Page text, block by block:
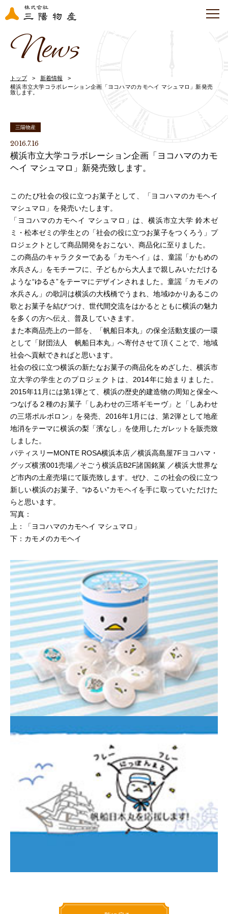
News
トップ
新着情報
横浜市立大学コラボレーション企画「ヨコハマのカモヘイ マシュマロ」新発売
致します。
三陽物産
2016.7.16
横浜市立大学コラボレーション企画「ヨコハマのカモ
ヘイ マシュマロ」新発売致します。
このたび社会の役に立つお菓子として、「ヨコハマのカモヘイ
マシュマロ」を発売いたします。
「ヨコハマのカモヘイ マシュマロ」は、横浜市立大学 鈴木ゼ
ミ・松本ゼミの学生との「社会の役に立つお菓子をつくろう」プ
ロジェクトとして商品開発をおこない、商品化に至りました。
この商品のキャラクターである「カモヘイ」は、童謡「かもめの
水兵さん」をモチーフに、子どもから大人まで親しみいただける
ような“ゆるさ”をテーマにデザインされました。童謡「カモメの
水兵さん」の歌詞は横浜の大桟橋でうまれ、地域ゆかりあるこの
歌とお菓子を結びつけ、世代間交流をはかるとともに横浜の魅力
を多くの方へ伝え、普及していきます。
また本商品売上の一部を、「帆船日本丸」の保全活動支援の一環
として「財団法人 帆船日本丸」へ寄付させて頂くことで、地域
社会へ貢献できればと思います。
社会の役に立つ横浜の新たなお菓子の商品化をめざした、横浜市
立大学の学生とのプロジェクトは、2014年に始まりました。
2015年11月には第1弾とて、横浜の歴史的建造物の周知と保全へ
つなげる２種のお菓子「しあわせの三塔ギモーヴ」と「しあわせ
の三塔ポルボロン」を発売、2016年1月には、第2弾として地産
地消をテーマに横浜の梨「濱なし」を使用したガレットを販売致
しました。
パティスリーMONTE ROSA横浜本店／横浜高島屋7Fヨコハマ・
グッズ横濱001売場／そごう横浜店B2F諸国銘菓 ／横浜大世界な
ど市内の土産売場にて販売致します。ぜひ、この社会の役に立つ
新しい横浜のお菓子、“ゆるい”カモヘイを手に取っていただけた
らと思います。
写真：
上：「ヨコハマのカモヘイ マシュマロ」
下：カモメのカモヘイ